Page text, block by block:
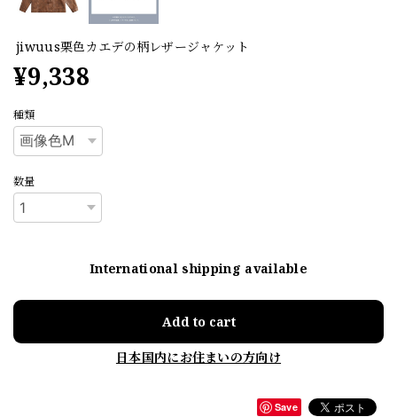
jiwuus栗色カエデの柄レザージャケット
¥9,338
種類
数量
International shipping available
Add to cart
日本国内にお住まいの方向け
Save